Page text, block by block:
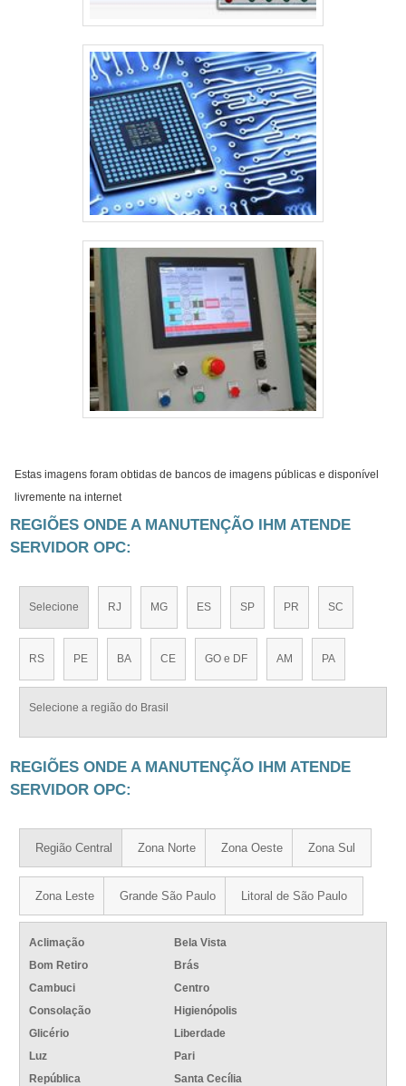
Estas imagens foram obtidas de bancos de imagens públicas e disponível
livremente na internet
REGIÕES ONDE A MANUTENÇÃO IHM ATENDE
SERVIDOR OPC:
Selecione RJ MG ES SP PR SC
RS PE BA CE GO e DF AM PA
Selecione a região do Brasil
REGIÕES ONDE A MANUTENÇÃO IHM ATENDE
SERVIDOR OPC:
Região Central Zona Norte Zona Oeste Zona Sul
Zona Leste Grande São Paulo Litoral de São Paulo
Aclimação
Bela Vista
Bom Retiro
Brás
Cambuci
Centro
Consolação
Higienópolis
Glicério
Liberdade
Luz
Pari
República
Santa Cecília